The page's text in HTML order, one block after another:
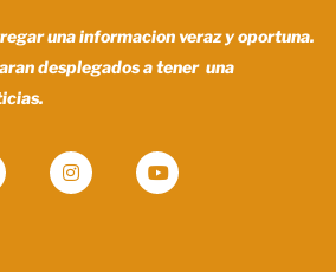
una informacion veraz y oportuna.
desplegados a tener una